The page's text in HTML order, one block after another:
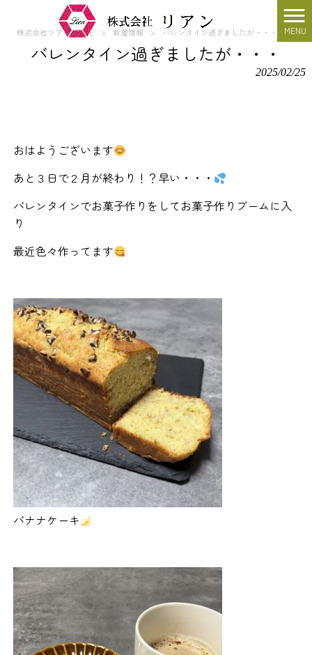
MENU
株式会社リアン HOME > 新着情報 > バレンタイン過ぎましたが・・・
バレンタイン過ぎましたが・・・
2025/02/25
おはようございます
あと３日で２月が終わり！？早い・・・
バレンタインでお菓子作りをしてお菓子作りブームに入
り
最近色々作ってます
バナナケーキ